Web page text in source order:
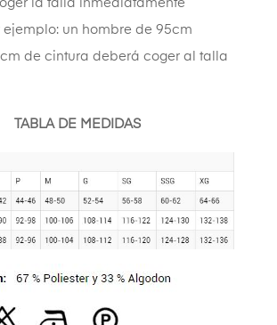
la talla inmediatamente
ejemplo: un hombre de 95cm
de cintura deberá coger al talla
TABLA DE MEDIDAS